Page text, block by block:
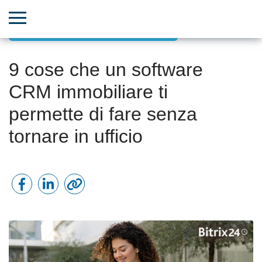
9 cose che un software
CRM immobiliare ti
permette di fare senza
tornare in ufficio